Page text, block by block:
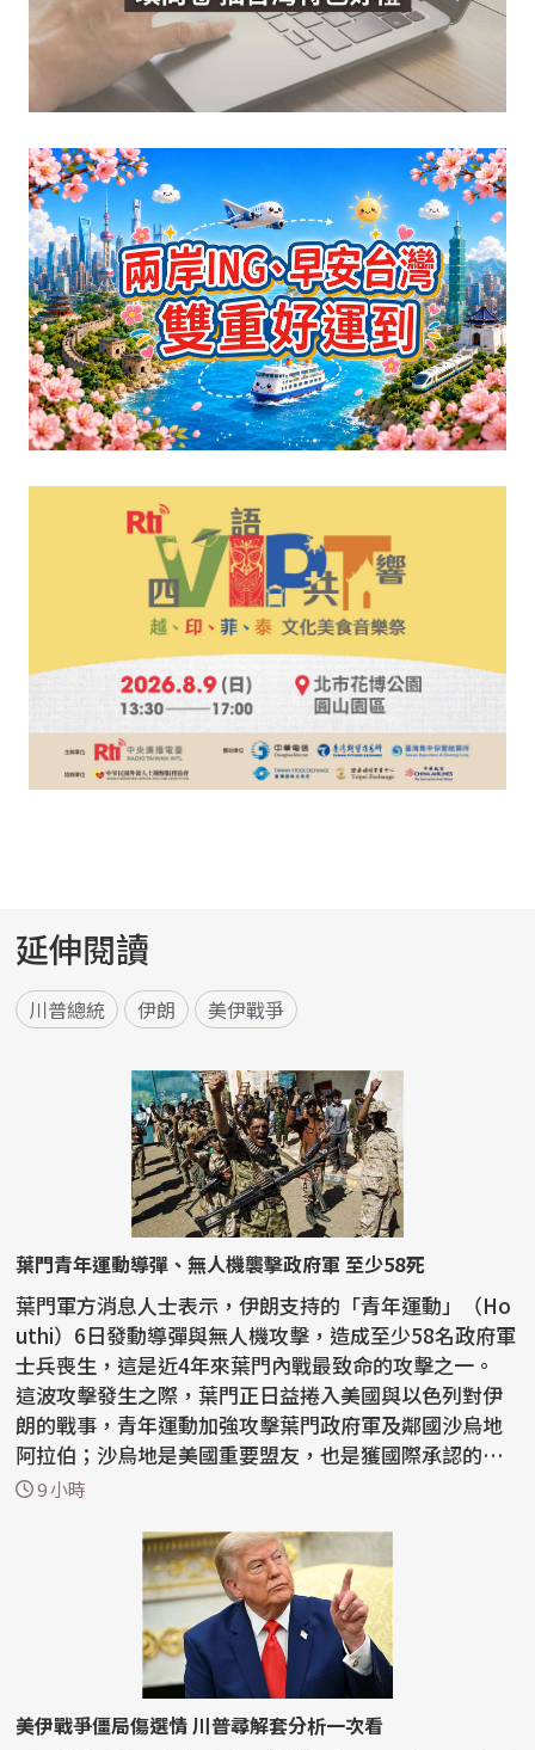
延伸閱讀
川普總統 伊朗 美伊戰爭
葉門青年運動導彈、無人機襲擊政府軍 至少58死
葉門軍方消息人士表示，伊朗支持的「青年運動」（Ho
uthi）6日發動導彈與無人機攻擊，造成至少58名政府軍
士兵喪生，這是近4年來葉門內戰最致命的攻擊之一。
這波攻擊發生之際，葉門正日益捲入美國與以色列對伊
朗的戰事，青年運動加強攻擊葉門政府軍及鄰國沙烏地
阿拉伯；沙烏地是美國重要盟友，也是獲國際承認的葉
門...9 小時
美伊戰爭僵局傷選情 川普尋解套分析一次看